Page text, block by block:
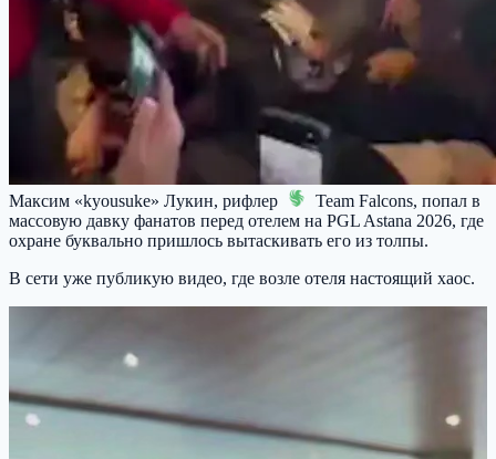
Максим «kyousuke» Лукин, рифлер Team Falcons, попал в
массовую давку фанатов перед отелем на PGL Astana 2026, где
охране буквально пришлось вытаскивать его из толпы.
В сети уже публикую видео, где возле отеля настоящий хаос.